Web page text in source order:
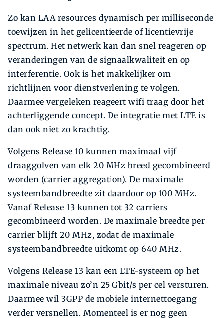
Zo kan LAA resources dynamisch per milliseconde
toewijzen in het gelicentieerde of licentievrije
spectrum. Het netwerk kan dan snel reageren op
veranderingen van de signaalkwaliteit en op
interferentie. Ook is het makkelijker om
richtlijnen voor dienstverlening te volgen.
Daarmee vergeleken reageert wifi traag door het
achterliggende concept. De integratie met LTE is
dan ook niet zo krachtig.
Volgens Release 10 kunnen maximaal vijf
draaggolven van elk 20 MHz breed gecombineerd
worden (carrier aggregation). De maximale
systeembandbreedte zit daardoor op 100 MHz.
Vanaf Release 13 kunnen tot 32 carriers
gecombineerd worden. De maximale breedte per
carrier blijft 20 MHz, zodat de maximale
systeembandbreedte uitkomt op 640 MHz.
Volgens Release 13 kan een LTE-systeem op het
maximale niveau zo’n 25 Gbit/s per cel versturen.
Daarmee wil 3GPP de mobiele internettoegang
verder versnellen. Momenteel is er nog geen